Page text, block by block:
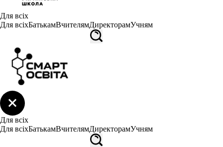
Для всіх
Для всіхБатькамВчителямДиректорамУчням
Для всіх
Для всіхБатькамВчителямДиректорамУчням